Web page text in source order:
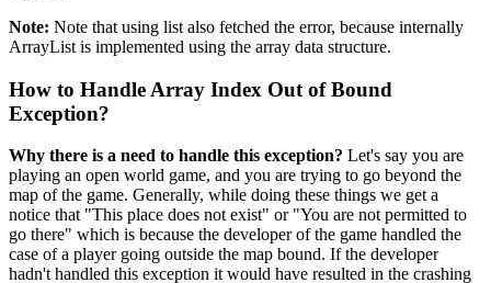
Note: Note that using list also fetched the error, because internally
ArrayList is implemented using the array data structure.
How to Handle Array Index Out of Bound
Exception?
Why there is a need to handle this exception? Let's say you are
playing an open world game, and you are trying to go beyond the
map of the game. Generally, while doing these things we get a
notice that "This place does not exist" or "You are not permitted to
go there" which is because the developer of the game handled the
case of a player going outside the map bound. If the developer
hadn't handled this exception it would have resulted in the crashing